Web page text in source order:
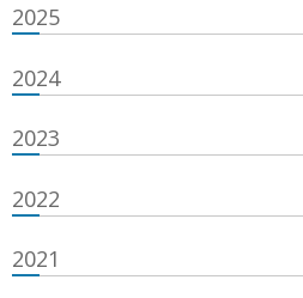
2025
2024
2023
2022
2021